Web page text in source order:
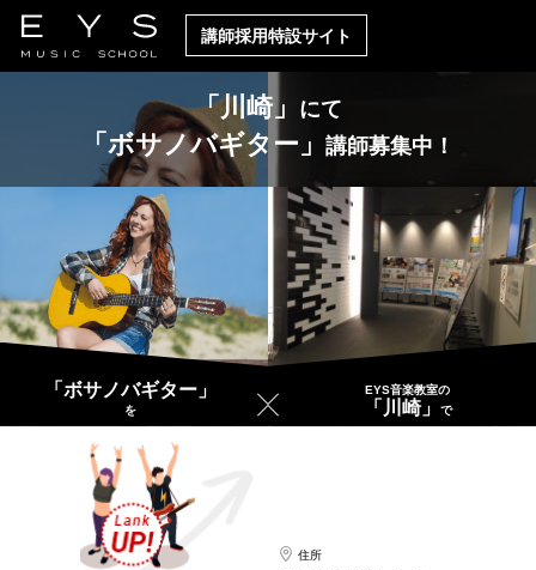
講師採用特設サイト
「川崎」 にて
「ボサノバギター」 講師募集中！
「ボサノバギター」
を
EYS音楽教室の
「川崎」 で
住所